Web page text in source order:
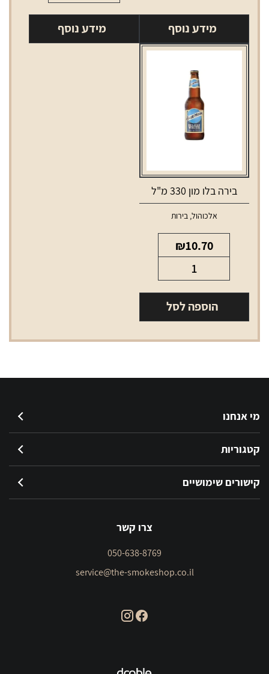
מידע נוסף מידע נוסף
בירה בלו מון 330 מ"ל
אלכוהול,בירות
₪10.70
של
בירה
בלו
הוספה לסל
מי אנחנו
קטגוריות
קישורים שימושיים
צרו קשר
050-638-8769
service@the-smokeshop.co.il